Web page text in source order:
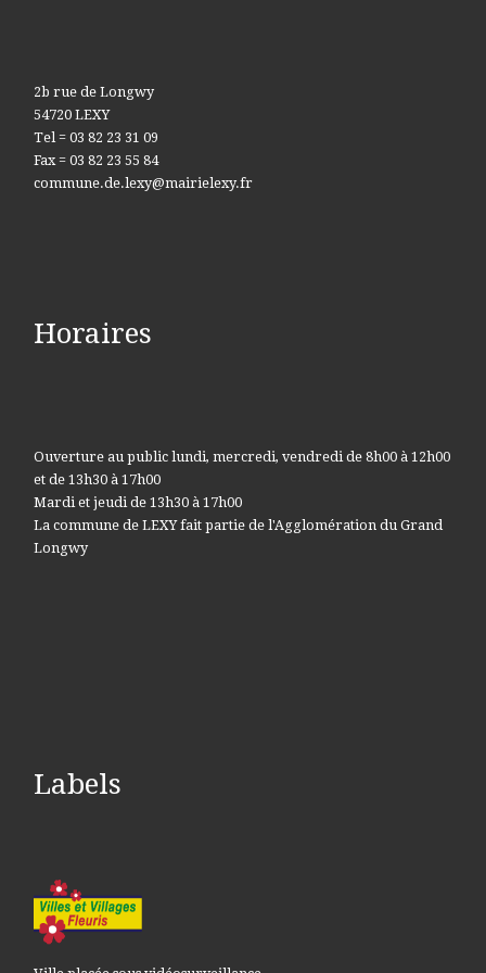
2b rue de Longwy
54720 LEXY
Tel = 03 82 23 31 09
Fax = 03 82 23 55 84
commune.de.lexy@mairielexy.fr
Horaires
Ouverture au public lundi, mercredi, vendredi de 8h00 à 12h00
et de 13h30 à 17h00
Mardi et jeudi de 13h30 à 17h00
La commune de LEXY fait partie de l'Agglomération du Grand
Longwy
Labels